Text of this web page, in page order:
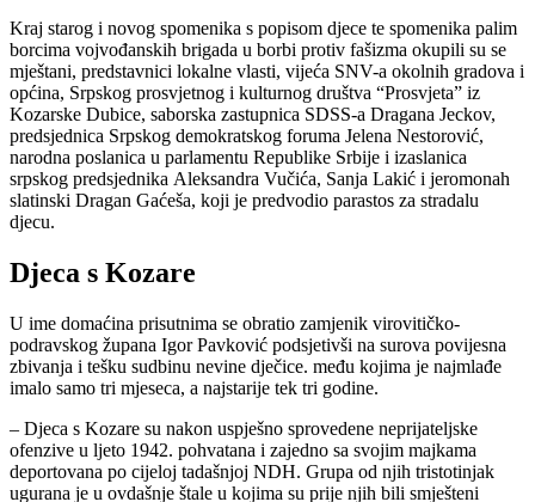
Kraj starog i novog spomenika s popisom djece te spomenika palim
borcima vojvođanskih brigada u borbi protiv fašizma okupili su se
mještani, predstavnici lokalne vlasti, vijeća SNV-a okolnih gradova i
općina, Srpskog prosvjetnog i kulturnog društva “Prosvjeta” iz
Kozarske Dubice, saborska zastupnica SDSS-a Dragana Jeckov,
predsjednica Srpskog demokratskog foruma Jelena Nestorović,
narodna poslanica u parlamentu Republike Srbije i izaslanica
srpskog predsjednika Aleksandra Vučića, Sanja Lakić i jeromonah
slatinski Dragan Gaćeša, koji je predvodio parastos za stradalu
djecu.
Djeca s Kozare
U ime domaćina prisutnima se obratio zamjenik virovitičko-
podravskog župana Igor Pavković podsjetivši na surova povijesna
zbivanja i tešku sudbinu nevine dječice. među kojima je najmlađe
imalo samo tri mjeseca, a najstarije tek tri godine.
– Djeca s Kozare su nakon uspješno sprovedene neprijateljske
ofenzive u ljeto 1942. pohvatana i zajedno sa svojim majkama
deportovana po cijeloj tadašnjoj NDH. Grupa od njih tristotinjak
ugurana je u ovdašnje štale u kojima su prije njih bili smješteni